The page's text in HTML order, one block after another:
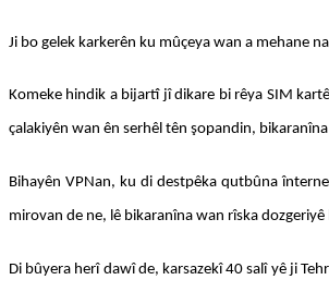
Ji bo gelek karkerên ku mûçeya wan a mehane
Komeke hindik a bijartî jî dikare bi rêya SIM
çalakiyên wan ên serhêl tên şopandin,
Bihayên VPNan, ku di destpêka qutbûna
mirovan de ne, lê bikaranîna wan rîska
Di bûyera herî dawî de, karsazekî 40 salî yê ji